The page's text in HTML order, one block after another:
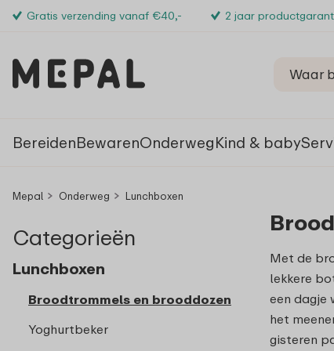
Gratis verzending vanaf €40,- 2 jaar
BereidenBewarenOnderwegKind & baby
Mepal Onderweg Lunchboxen
Categorieën
Lunchboxen
Broodtrommels en brooddozen
Yoghurtbeker
Met de
lekkere
een dagje
het
gisteren